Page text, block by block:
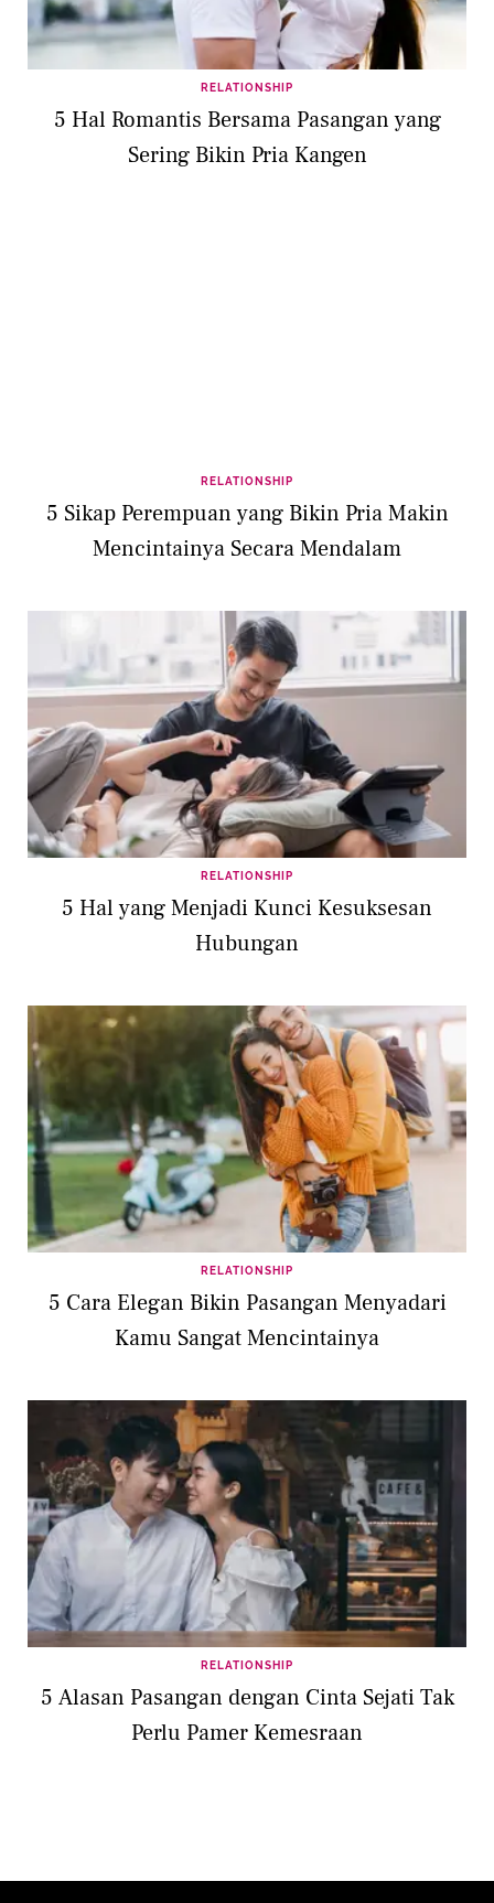
RELATIONSHIP
5 Hal Romantis Bersama Pasangan yang
Sering Bikin Pria Kangen
RELATIONSHIP
5 Sikap Perempuan yang Bikin Pria Makin
Mencintainya Secara Mendalam
RELATIONSHIP
5 Hal yang Menjadi Kunci Kesuksesan
Hubungan
RELATIONSHIP
5 Cara Elegan Bikin Pasangan Menyadari
Kamu Sangat Mencintainya
RELATIONSHIP
5 Alasan Pasangan dengan Cinta Sejati Tak
Perlu Pamer Kemesraan